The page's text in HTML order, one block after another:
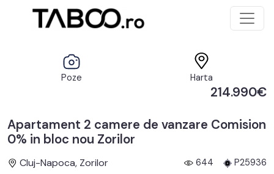
Poze Harta
214.990€
Apartament 2 camere de vanzare Comision
0% in bloc nou Zorilor
Cluj-Napoca, Zorilor 644 P25936